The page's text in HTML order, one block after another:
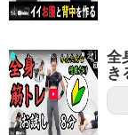
全
き